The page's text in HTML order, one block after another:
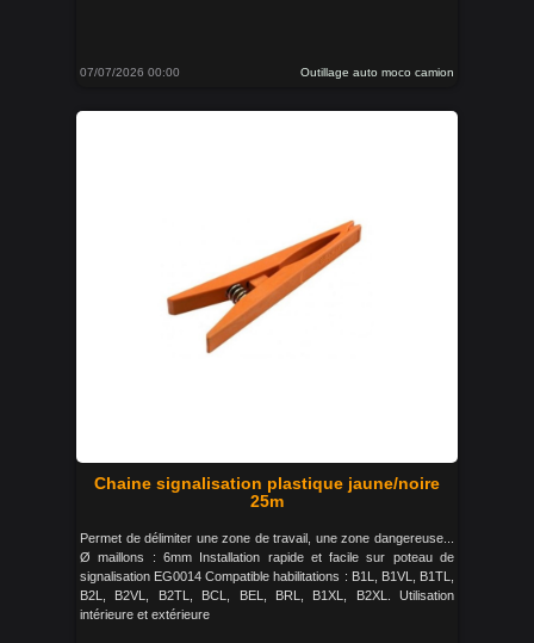
07/07/2026 00:00 Outillage auto moco camion
Chaine signalisation plastique jaune/noire
25m
Permet de délimiter une zone de travail, une zone dangereuse...
Ø maillons : 6mm Installation rapide et facile sur poteau de
signalisation EG0014 Compatible habilitations : B1L, B1VL, B1TL,
B2L, B2VL, B2TL, BCL, BEL, BRL, B1XL, B2XL. Utilisation
intérieure et extérieure